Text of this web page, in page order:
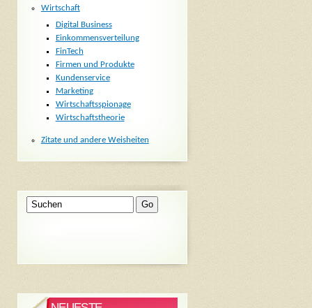
Wirtschaft
Digital Business
Einkommensverteilung
FinTech
Firmen und Produkte
Kundenservice
Marketing
Wirtschaftsspionage
Wirtschaftstheorie
Zitate und andere Weisheiten